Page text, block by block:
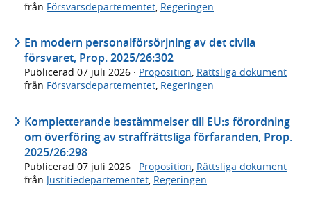
från Försvarsdepartementet Regeringen
En modern personalförsörjning av det civila
försvaret, Prop. 2025/26:302
Publicerad 07 juli 2026 · Proposition, Rättsliga dokument
från Försvarsdepartementet, Regeringen
Kompletterande bestämmelser till EU:s förordning
om överföring av straffrättsliga förfaranden, Prop.
2025/26:298
Publicerad 07 juli 2026 · Proposition, Rättsliga dokument
från Justitiedepartementet, Regeringen